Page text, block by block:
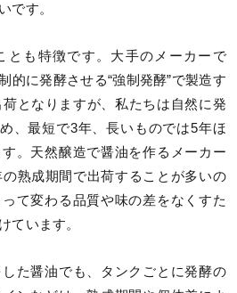
です。
とも特徴です。大手のメーカーで
的に発酵させる“強制発酵”で製造す
となりますが、私たちは自然に発
、最短で3年、長いものでは5年ほ
。天然醸造で醤油を作るメーカー
熟成期間で出荷することが多いの
て変わる品質や味の差をなくすた
ています。
た醤油でも、タンクごとに発酵の